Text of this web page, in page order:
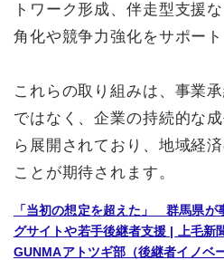
トワーク形成、伴走型支援
角化や競争力強化をサポート
これらの取り組みは、事業
ではなく、企業の持続的な
ら展開されており、地域経
ことが期待されます。
「当初の想定を超えた」 群馬県
グサイトや若手後継者支援 | 上毛新
GUNMAアトツギ部（後継者イノベ